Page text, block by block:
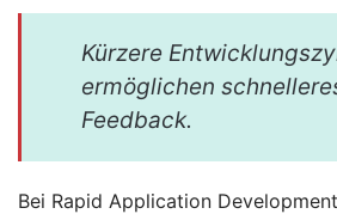
Kürzere
ermöglichen
Feedback.
Bei Rapid Application